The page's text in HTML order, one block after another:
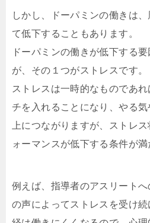
しかし、ドーパミンの働きは
て低下することもあります。
ドーパミンの働きが低下する
が、その１つがストレスです。
ストレスは一時的なものであ
チを入れることになり、やる
上につながりますが、ストレ
ォーマンスが低下する条件が満
例えば、指導者のアスリート
の声によってストレスを受け